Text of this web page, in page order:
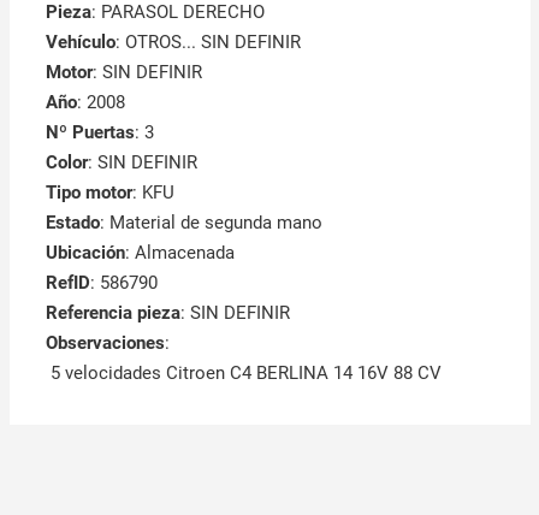
Pieza: PARASOL DERECHO
Vehículo: OTROS... SIN DEFINIR
Motor: SIN DEFINIR
Año: 2008
Nº Puertas: 3
Color: SIN DEFINIR
Tipo motor: KFU
Estado: Material de segunda mano
Ubicación: Almacenada
RefID: 586790
Referencia pieza: SIN DEFINIR
Observaciones:
5 velocidades Citroen C4 BERLINA 14 16V 88 CV